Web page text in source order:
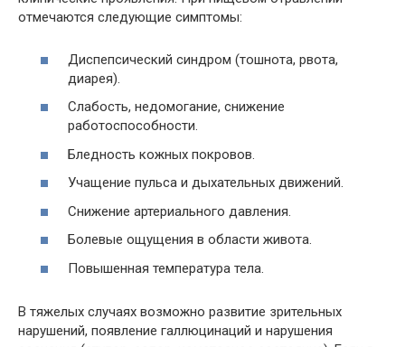
отмечаются следующие симптомы:
Диспепсический синдром (тошнота, рвота,
диарея).
Слабость, недомогание, снижение
работоспособности.
Бледность кожных покровов.
Учащение пульса и дыхательных движений.
Снижение артериального давления.
Болевые ощущения в области живота.
Повышенная температура тела.
В тяжелых случаях возможно развитие зрительных
нарушений, появление галлюцинаций и нарушения